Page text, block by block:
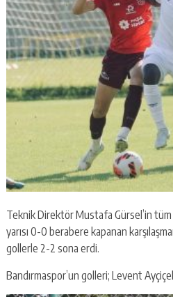
Teknik Direktör Mustafa Gürsel’in tüm
yarısı 0-0 berabere kapanan
gollerle 2-2 sona erdi.
Bandırmaspor’un golleri; Levent